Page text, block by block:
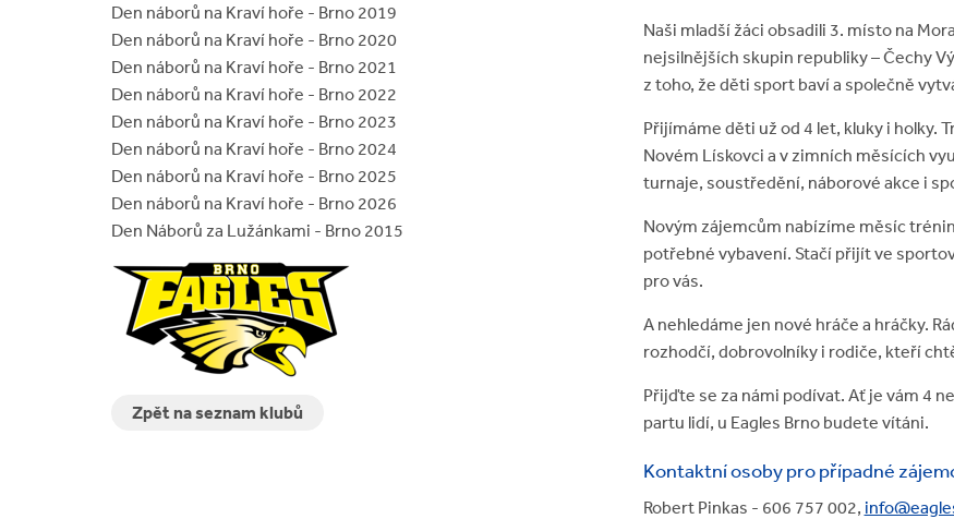
Den náborů na Kraví hoře - Brno 2019
Den náborů na Kraví hoře - Brno 2020
Den náborů na Kraví hoře - Brno 2021
Den náborů na Kraví hoře - Brno 2022
Den náborů na Kraví hoře - Brno 2023
Den náborů na Kraví hoře - Brno 2024
Den náborů na Kraví hoře - Brno 2025
Den náborů na Kraví hoře - Brno 2026
Den Náborů za Lužánkami - Brno 2015
Zpět na seznam klubů
Naši mladší žáci obsadili 3. místo na
nejsilnějších skupin republiky – Čechy
z toho, že děti sport baví a společně
Přijímáme děti už od 4 let, kluky i holky.
Novém Lískovci a v zimních měsících
turnaje, soustředění, náborové akce i
Novým zájemcům nabízíme měsíc
potřebné vybavení. Stačí přijít ve
pro vás.
A nehledáme jen nové hráče a hráčky.
rozhodčí, dobrovolníky i rodiče, kteří
Přijďte se za námi podívat. Ať je vám 4
partu lidí, u Eagles Brno budete vítáni.
Kontaktní osoby pro případné
Robert Pinkas - 606 757 002,